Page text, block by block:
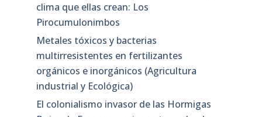
clima que ellas crean: Los
Pirocumulonimbos
Metales tóxicos y bacterias
multirresistentes en fertilizantes
orgánicos e inorgánicos (Agricultura
industrial y Ecológica)
El colonialismo invasor de las Hormigas